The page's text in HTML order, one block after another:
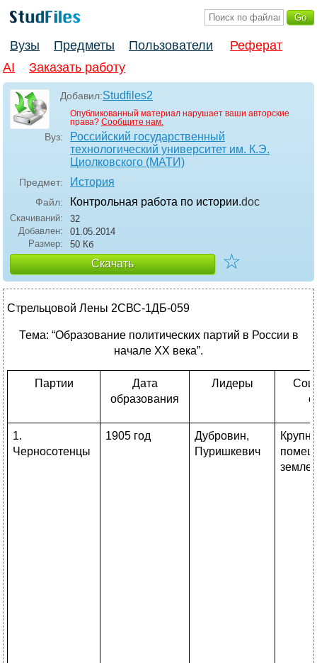
Вузы Предметы Пользователи
Реферат
AI
Заказать работу
Добавил:Studfiles2
Опубликованный материал нарушает ваши авторские
права? Сообщите нам.
Вуз:
Российский государственный
технологический университет им. К.Э.
Циолковского (МАТИ)
Предмет: История
Файл: Контрольная работа по истории.doc
Скачиваний:
32
Добавлен:
01.05.2014
Размер:
50 Кб
Скачать ☆
Стрельцовой Лены 2СВС-1ДБ-059
Тема: “Образование политических партий в России в
начале XX века”.
Партии
Дата
образования
Лидеры
1.
Черносотенцы
1905 год
Дубровин,
Пуришкевич